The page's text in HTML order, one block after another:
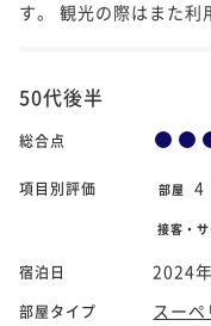
す。 観光の際はまた利
50代後半
総合点
項目別評価 部屋 4
接客・
宿泊日 2024
部屋タイプ
スー